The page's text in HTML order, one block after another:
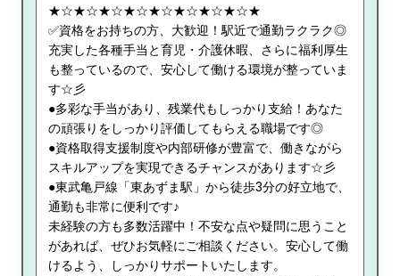
★☆★☆★☆★☆★☆★☆★☆★☆★
✅資格をお持ちの方、大歓迎！駅近で通勤ラクラク◎
充実した各種手当と育児・介護休暇、さらに福利厚生
も整っているので、安心して働ける環境が整っていま
す☆彡
●多彩な手当があり、残業代もしっかり支給！あなた
の頑張りをしっかり評価してもらえる職場です◎
●資格取得支援制度や内部研修が豊富で、働きながら
スキルアップを実現できるチャンスがあります☆彡
●東武亀戸線「東あずま駅」から徒歩3分の好立地で、
通勤も非常に便利です♪
未経験の方も多数活躍中！不安な点や疑問に思うこと
があれば、ぜひお気軽にご相談ください。安心して働
けるよう、しっかりサポートいたします。